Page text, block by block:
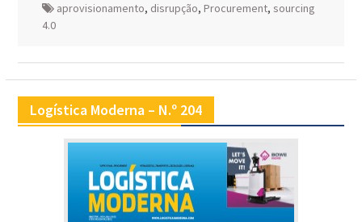
aprovisionamento, disrupção, Procurement, sourcing
4.0
Logística Moderna – N.º 204